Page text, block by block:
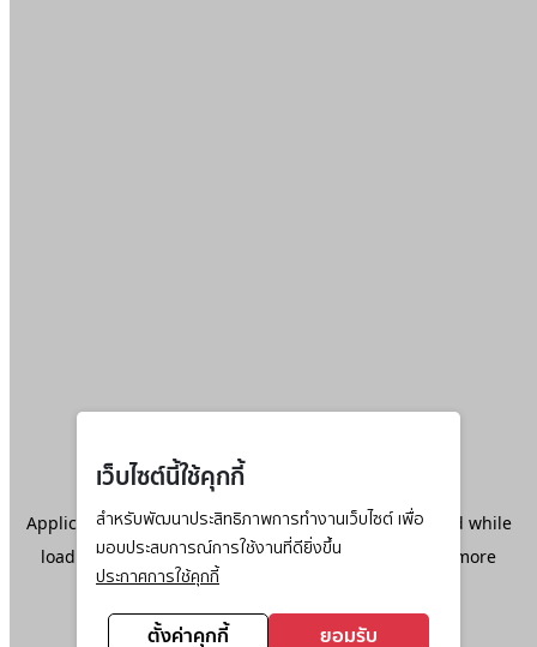
เว็บไซต์นี้ใช้คุกกี้
สำหรับพัฒนาประสิทธิภาพการทำงานเว็บไซต์ เพื่อ
มอบประสบการณ์การใช้งานที่ดียิ่งขึ้น
ประกาศการใช้คุกกี้
ตั้งค่าคุกกี้ ยอมรับ
Application error: aclient-side exception has occurred while
loadingwww.ktc.co.th(see the browser console
for more
information).